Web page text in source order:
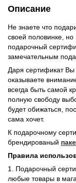
Описание
Не знаете что
своей половинке, но
подарочный
замечательным
Даря сертификат Вы
оказываете
всегда быть самой
полную свободу
будет обижаться,
сама хочет.
К подарочному
брендированый
Правила
1. Подарочный
любые товары в